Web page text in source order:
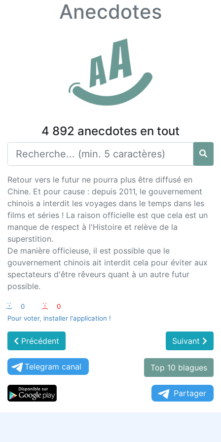
Anecdotes
4 892 anecdotes en tout
Retour vers le futur ne pourra plus être diffusé en
Chine. Et pour cause : depuis 2011, le gouvernement
chinois a interdit les voyages dans le temps dans les
films et séries ! La raison officielle est que cela est un
manque de respect à l'Histoire et relève de la
superstition.
De manière officieuse, il est possible que le
gouvernement chinois ait interdit cela pour éviter aux
spectateurs d'être rêveurs quant à un autre futur
possible.
:-) 0 :-(
0
Pour voter, installer l'application !
Précédent Suivant
Telegram canal Top 10 blagues
Partager